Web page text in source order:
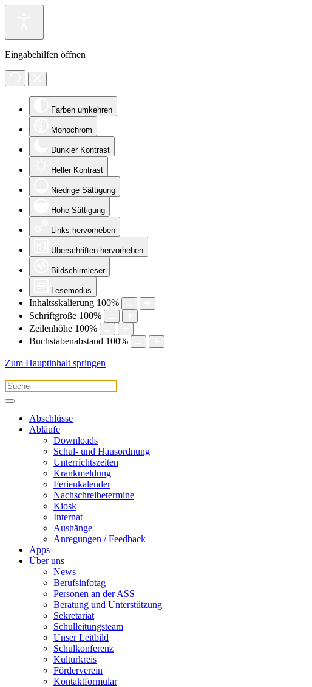
Eingabehilfen öffnen
Farben umkehren
Monochrom
Dunkler Kontrast
Heller Kontrast
Niedrige Sättigung
Hohe Sättigung
Links hervorheben
Überschriften hervorheben
Bildschirmleser
Lesemodus
Inhaltsskalierung 100%
Schriftgröße 100%
Zeilenhöhe 100%
Buchstabenabstand 100%
Zum Hauptinhalt springen
Abschlüsse
Abläufe
Downloads
Schul- und Hausordnung
Unterrichtszeiten
Krankmeldung
Ferienkalender
Nachschreibetermine
Kiosk
Internat
Aushänge
Anregungen / Feedback
Apps
Über uns
News
Berufsinfotag
Personen an der ASS
Beratung und Unterstützung
Sekretariat
Schulleitungsteam
Unser Leitbild
Schulkonferenz
Kulturkreis
Förderverein
Kontaktformular